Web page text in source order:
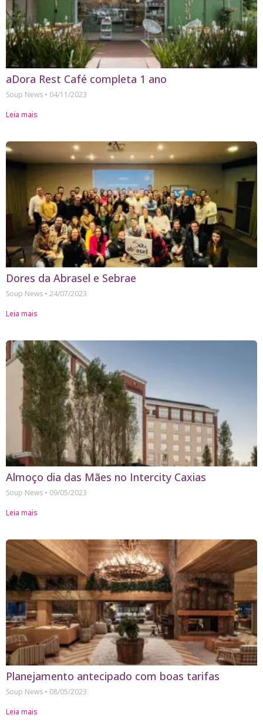
aDora Rest Café completa 1 ano
Soup News
04/11/2023
Leia mais
Dores da Abrasel e Sebrae
Soup News
24/07/2023
Leia mais
Almoço dia das Mães no Intercity Caxias
Soup News
09/05/2023
Leia mais
Planejamento antecipado com boas tarifas
Soup News
08/05/2023
Leia mais